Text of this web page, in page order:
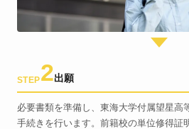
STEP2出願
必要書類を準備し、東海大学付属望星高
手続きを行います。前籍校の単位修得証